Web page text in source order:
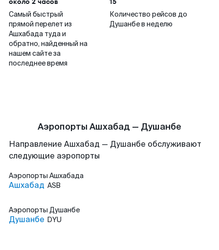
Самый быстрый
прямой перелет из
Ашхабада туда и
обратно, найденный на
нашем сайте за
последнее время
Количество рейсов до
Душанбе в неделю
Аэропорты Ашхабад — Душанбе
Направление Ашхабад — Душанбе обслуживают
следующие аэропорты
Аэропорты Ашхабада
Ашхабад ASB
Аэропорты Душанбе
Душанбе DYU